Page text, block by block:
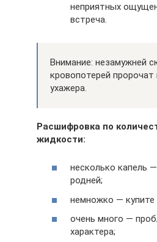
неприятных
встреча.
Внимание: незамужней
кровопотерей пророчат
ухажера.
Расшифровка по
жидкости:
несколько капель
родней;
немножко — купите
очень много —
характера;